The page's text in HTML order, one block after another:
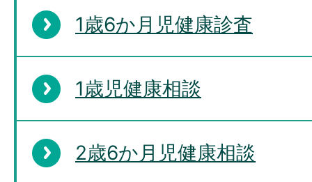
1歳6か月児健康診査
1歳児健康相談
2歳6か月児健康相談